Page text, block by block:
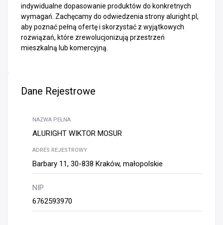
indywidualne dopasowanie produktów do konkretnych
wymagań. Zachęcamy do odwiedzenia strony aluright.pl,
aby poznać pełną ofertę i skorzystać z wyjątkowych
rozwiązań, które zrewolucjonizują przestrzeń
mieszkalną lub komercyjną.
Dane Rejestrowe
NAZWA PEŁNA
ALURIGHT WIKTOR MOSUR
ADRES REJESTROWY
Barbary 11, 30-838 Kraków, małopolskie
NIP
6762593970